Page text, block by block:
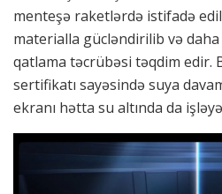
menteşə raketlərdə istifadə
materialla gücləndirilib və daha
qatlama təcrübəsi təqdim edir.
sertifikatı sayəsində suya
ekranı hətta su altında da